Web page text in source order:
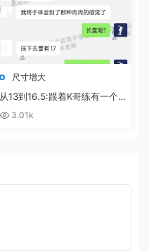
尺寸增大
从13到16.5:跟着K哥练有一个最
好的地方就是可以随时交流沟通
3.01k